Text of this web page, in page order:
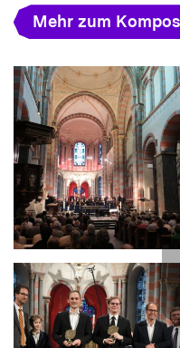
Mehr zum